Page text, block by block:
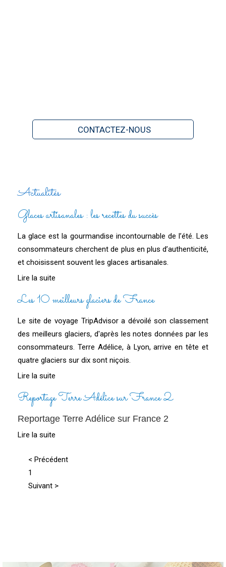
CONTACTEZ-NOUS
Actualités
Glaces artisanales : les recettes du succès
La glace est la gourmandise incontournable de l’été. Les
consommateurs cherchent de plus en plus d’authenticité,
et choisissent souvent les glaces artisanales.
Lire la suite
Les 10 meilleurs glaciers de France
Le site de voyage TripAdvisor a dévoilé son classement
des meilleurs glaciers, d'après les notes données par les
consommateurs. Terre Adélice, à Lyon, arrive en tête et
quatre glaciers sur dix sont niçois.
Lire la suite
Reportage Terre Adélice sur France 2
Reportage Terre Adélice sur France 2
Lire la suite
< Précédent
1
Suivant >